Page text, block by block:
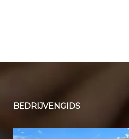
BEDRIJVENGIDS